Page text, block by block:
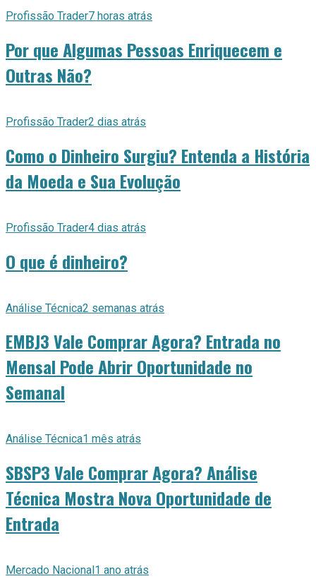
Profissão Trader7 horas atrás
Por que Algumas Pessoas Enriquecem e
Outras Não?
Profissão Trader2 dias atrás
Como o Dinheiro Surgiu? Entenda a História
da Moeda e Sua Evolução
Profissão Trader4 dias atrás
O que é dinheiro?
Análise Técnica2 semanas atrás
EMBJ3 Vale Comprar Agora? Entrada no
Mensal Pode Abrir Oportunidade no
Semanal
Análise Técnica1 mês atrás
SBSP3 Vale Comprar Agora? Análise
Técnica Mostra Nova Oportunidade de
Entrada
Mercado Nacional 1 ano atrás